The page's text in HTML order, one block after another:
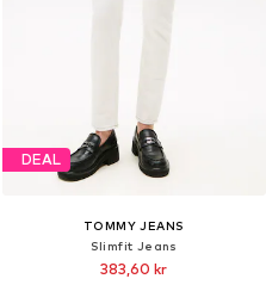
DEAL
TOMMY JEANS
Slimfit Jeans
383,60 kr